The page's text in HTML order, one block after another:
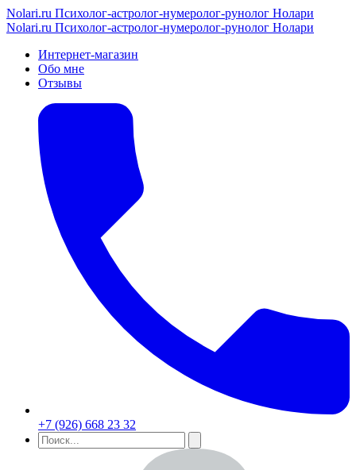
Nolari.ru Психолог-астролог-нумеролог-рунолог Нолари
Nolari.ru Психолог-астролог-нумеролог-рунолог Нолари
Интернет-магазин
Обо мне
Отзывы
+7 (926) 668 23 32